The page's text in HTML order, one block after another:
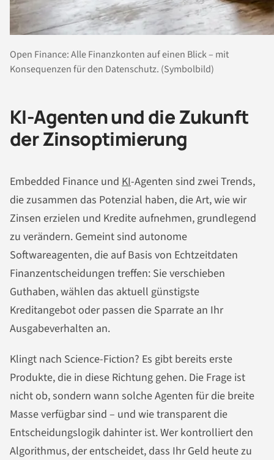
Open Finance: Alle Finanzkonten auf einen Blick – mit
Konsequenzen für den Datenschutz. (Symbolbild)
KI-Agenten und die Zukunft
der Zinsoptimierung
Embedded Finance und KI-Agenten sind zwei Trends,
die zusammen das Potenzial haben, die Art, wie wir
Zinsen erzielen und Kredite aufnehmen, grundlegend
zu verändern. Gemeint sind autonome
Softwareagenten, die auf Basis von Echtzeitdaten
Finanzentscheidungen treffen: Sie verschieben
Guthaben, wählen das aktuell günstigste
Kreditangebot oder passen die Sparrate an Ihr
Ausgabeverhalten an.
Klingt nach Science-Fiction? Es gibt bereits erste
Produkte, die in diese Richtung gehen. Die Frage ist
nicht ob, sondern wann solche Agenten für die breite
Masse verfügbar sind – und wie transparent die
Entscheidungslogik dahinter ist. Wer kontrolliert den
Algorithmus, der entscheidet, dass Ihr Geld heute zu